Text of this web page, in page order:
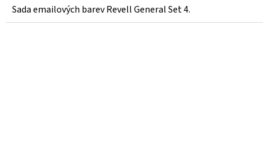
Sada emailových barev Revell General Set 4.